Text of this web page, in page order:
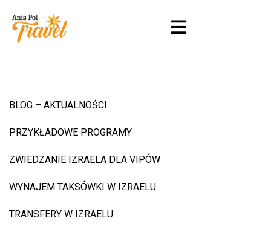
BLOG – AKTUALNOŚCI
PRZYKŁADOWE PROGRAMY
ZWIEDZANIE IZRAELA DLA VIPÓW
WYNAJEM TAKSÓWKI W IZRAELU
TRANSFERY W IZRAELU